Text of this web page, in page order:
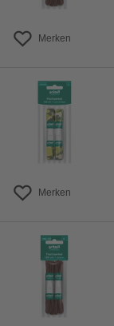
Merken
Merken